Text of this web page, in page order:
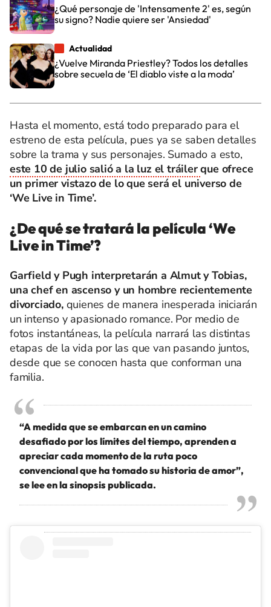
¿Qué personaje de 'Intensamente 2' es, según
su signo? Nadie quiere ser 'Ansiedad'
Actualidad
¿Vuelve Miranda Priestley? Todos los detalles
sobre secuela de ‘El diablo viste a la moda’
Hasta el momento, está todo preparado para el
estreno de esta película, pues ya se saben detalles
sobre la trama y sus personajes. Sumado a esto,
este 10 de julio salió a la luz el tráilerque ofrece
un primer vistazo de lo que será el universo de
‘We Live in Time’.
¿De qué se tratará la película ‘We
Live in Time’?
Garfield y Pugh interpretarán a Almut y Tobias,
una chef en ascenso y un hombre recientemente
divorciado,quienes de manera inesperada iniciarán
un intenso y apasionado romance. Por medio de
fotos instantáneas, la película narrará las distintas
etapas de la vida por las que van pasando juntos,
desde que se conocen hasta que conforman una
familia.
“A medida que se embarcan en un camino
desafiado por los límites del tiempo, aprenden a
apreciar cada momento de la ruta poco
convencional que ha tomado su historia de amor”,
se lee en la sinopsis publicada.